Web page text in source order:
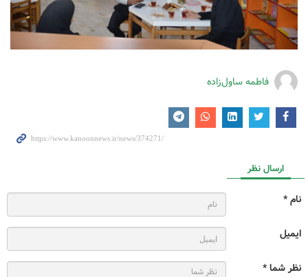
فاطمه ساول‌زاده
ارسال نظر
نام *
ایمیل
نظر شما *